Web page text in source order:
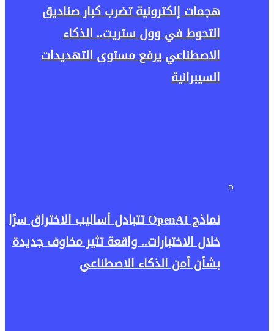
هجمات إلكترونية تضرب كبار صناديق
التحوط في وول ستريت.. الذكاء
الاصطناعي يرفع مستوى التهديدات
السيبرانية
نماذج OpenAI تتبادل أساليب الاختراق سرًا
خلال الاختبارات.. واقعة تثير مخاوف جديدة
بشأن أمن الذكاء الاصطناعي